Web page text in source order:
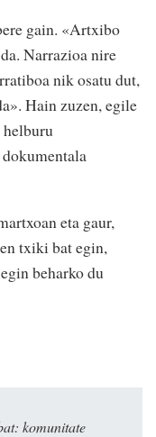
gain. «Artxibo
Narrazioa nire
nik osatu dut,
Hain zuzen, egile
helburu
eta gaur,
txiki bat egin,
beharko du
komunitate